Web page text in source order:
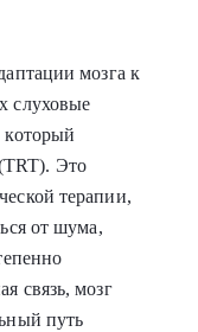
мозга к
слуховые
который
Это
терапии,
от шума,
связь, мозг
путь